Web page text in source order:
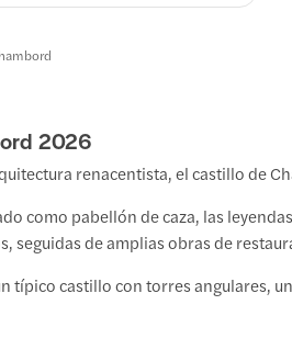
2026
renacentista, el castillo de
como pabellón de caza, las
seguidas de amplias obras de
típico castillo con torres angulares,